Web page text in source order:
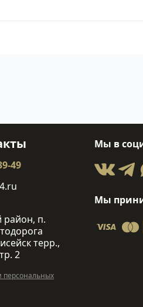
49
район, п.
терр.,
2
персональных
Мы в
Мы